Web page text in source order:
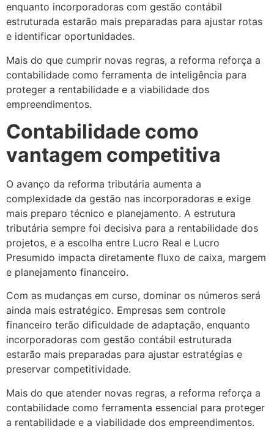
enquanto incorporadoras com gestão contábil
estruturada estarão mais preparadas para ajustar rotas
e identificar oportunidades.
Mais do que cumprir novas regras, a reforma reforça a
contabilidade como ferramenta de inteligência para
proteger a rentabilidade e a viabilidade dos
empreendimentos.
Contabilidade como
vantagem competitiva
O avanço da reforma tributária aumenta a
complexidade da gestão nas incorporadoras e exige
mais preparo técnico e planejamento. A estrutura
tributária sempre foi decisiva para a rentabilidade dos
projetos, e a escolha entre Lucro Real e Lucro
Presumido impacta diretamente fluxo de caixa, margem
e planejamento financeiro.
Com as mudanças em curso, dominar os números será
ainda mais estratégico. Empresas sem controle
financeiro terão dificuldade de adaptação, enquanto
incorporadoras com gestão contábil estruturada
estarão mais preparadas para ajustar estratégias e
preservar competitividade.
Mais do que atender novas regras, a reforma reforça a
contabilidade como ferramenta essencial para proteger
a rentabilidade e a viabilidade dos empreendimentos.